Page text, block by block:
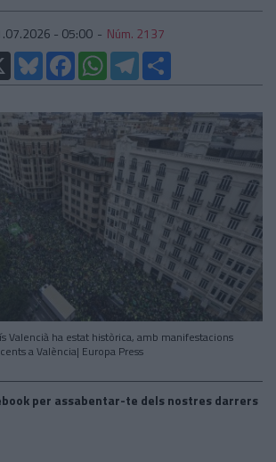
- 05:00
Núm. 2137
X
BlueskyFacebookWhatsAppTelegram
Valencià ha estat històrica, amb manifestacions
a València| Europa Press
per assabentar-te dels nostres darrers